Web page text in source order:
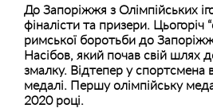
До Запоріжжя з Олімпійських
фіналісти та призери. Цьогоріч
римської боротьби до
Насібов, який почав свій шлях
змалку. Відтепер у спортсмена
медалі. Першу олімпійську
2020 році.